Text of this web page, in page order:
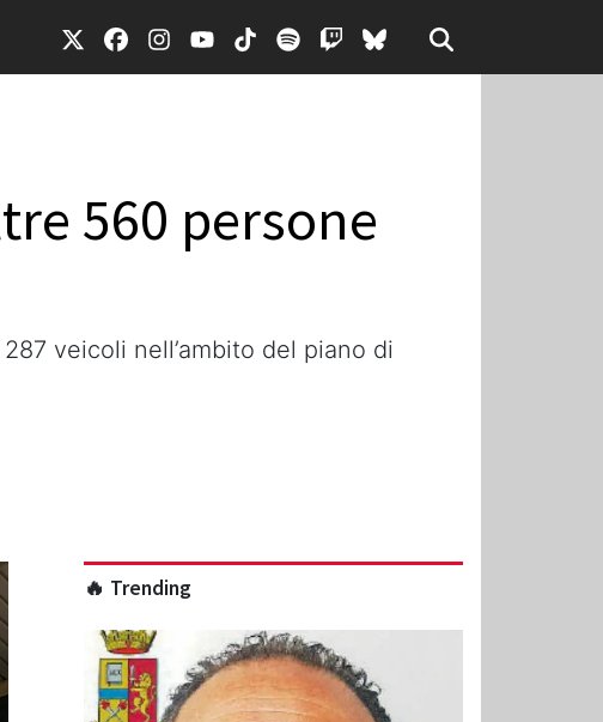
560 persone
veicoli nell’ambito del piano di
🔥 Trending